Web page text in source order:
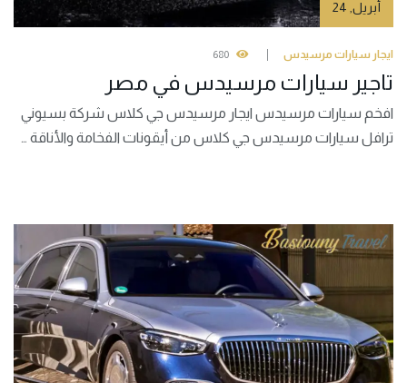
أبريل
ايجار سيارات مرسيدس 680
تاجير سيارات مرسيدس في مصر
افخم سيارات مرسيدس ايجار مرسيدس جي كلاس شركة بسيوني
ترافل سيارات مرسيدس جي كلاس من أيقونات الفخامة والأناقة …